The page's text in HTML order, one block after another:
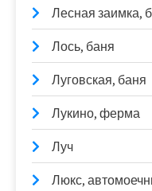
Лесная заимка,
Лось, баня
Луговская, баня
Лукино, ферма
Луч
Люкс,